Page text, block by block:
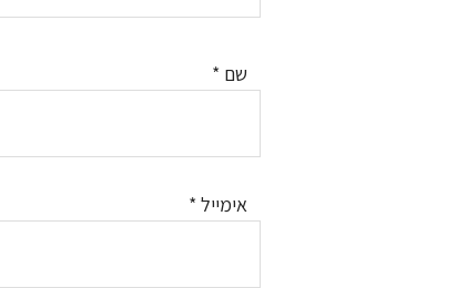
שם *
אימייל *